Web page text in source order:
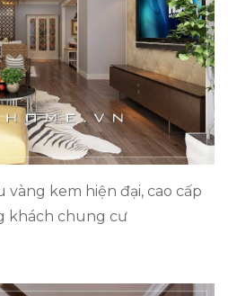
vàng kem hiện đại, cao cấp
khách chung cư